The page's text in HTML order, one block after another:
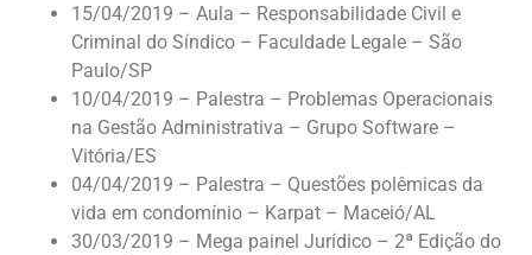
15/04/2019 – Aula – Responsabilidade Civil e
Criminal do Síndico – Faculdade Legale – São
Paulo/SP
10/04/2019 – Palestra – Problemas Operacionais
na Gestão Administrativa – Grupo Software –
Vitória/ES
04/04/2019 – Palestra – Questões polêmicas da
vida em condomínio – Karpat – Maceió/AL
30/03/2019 – Mega painel Jurídico – 2ª Edição do